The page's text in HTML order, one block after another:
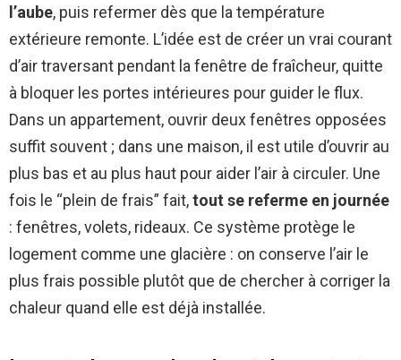
l’aube, puis refermer dès que la température
extérieure remonte. L’idée est de créer un vrai courant
d’air traversant pendant la fenêtre de fraîcheur, quitte
à bloquer les portes intérieures pour guider le flux.
Dans un appartement, ouvrir deux fenêtres opposées
suffit souvent ; dans une maison, il est utile d’ouvrir au
plus bas et au plus haut pour aider l’air à circuler. Une
fois le “plein de frais” fait,tout se referme en journée
: fenêtres, volets, rideaux. Ce système protège le
logement comme une glacière : on conserve l’air le
plus frais possible plutôt que de chercher à corriger la
chaleur quand elle est déjà installée.